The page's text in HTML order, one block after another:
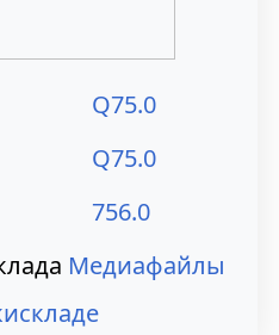
Q75.0
Q75.0
756.0
Медиафайлы